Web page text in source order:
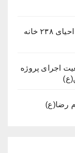
مذاکره شهرداری مشهد با مالکان برای احیای ۲۳۸ خانه
اجرای پروژه